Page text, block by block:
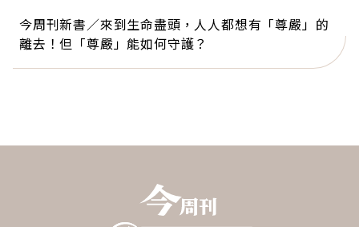
今周刊新書／來到生命盡頭，人人都想有「尊嚴」的
離去！但「尊嚴」能如何守護？